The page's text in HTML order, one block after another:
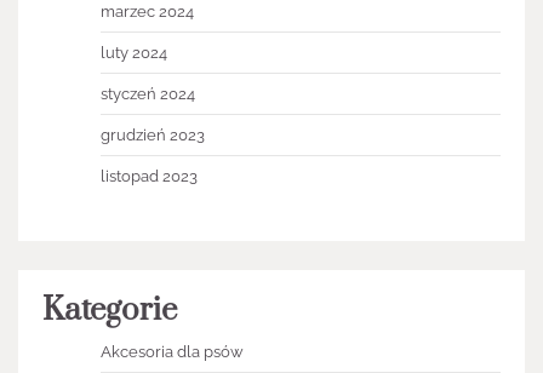
marzec 2024
luty 2024
styczeń 2024
grudzień 2023
listopad 2023
Kategorie
Akcesoria dla psów